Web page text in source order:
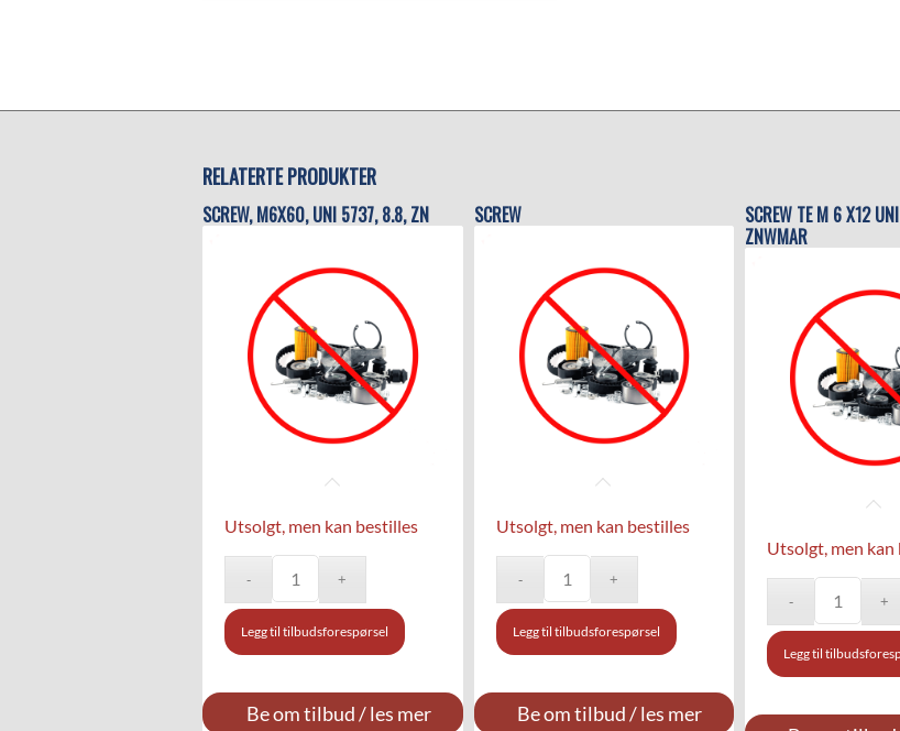
RELATERTE PRODUKTER
SCREW, M6X60, UNI 5737, 8.8, ZN
Utsolgt, men kan bestilles
Legg til tilbudsforespørsel
Be om tilbud / les mer
SCREW
Utsolgt, men kan bestilles
Legg til tilbudsforespørsel
Be om tilbud / les mer
SCREW TE M 6 X12
ZNWMAR
Utsolgt, men kan
Legg til